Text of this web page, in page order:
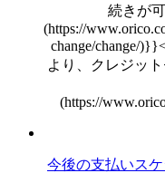
続きが
(https://
change/change/
より、クレジッ
(https://
今後の支払いス